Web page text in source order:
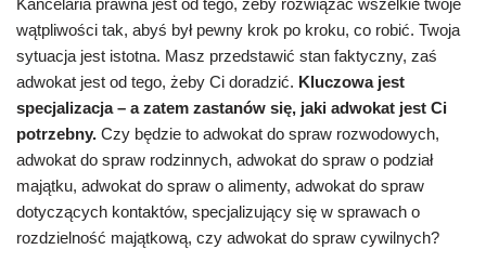
Kancelaria prawna jest od tego, żeby rozwiązać wszelkie twoje
wątpliwości tak, abyś był pewny krok po kroku, co robić. Twoja
sytuacja jest istotna. Masz przedstawić stan faktyczny, zaś
adwokat jest od tego, żeby Ci doradzić. Kluczowa jest
specjalizacja – a zatem zastanów się, jaki adwokat jest Ci
potrzebny. Czy będzie to adwokat do spraw rozwodowych,
adwokat do spraw rodzinnych, adwokat do spraw o podział
majątku, adwokat do spraw o alimenty, adwokat do spraw
dotyczących kontaktów, specjalizujący się w sprawach o
rozdzielność majątkową, czy adwokat do spraw cywilnych?